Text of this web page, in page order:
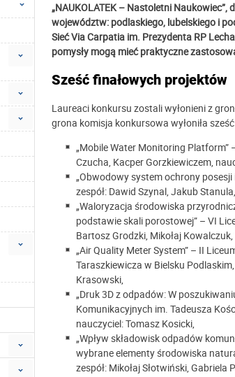
„NAUKOLATEK – Nastoletni
województw: podlaskiego, lubelskiego i
Sieć Via Carpatia im. Prezydenta RP
pomysły mogą mieć praktyczne
Sześć finałowych projektów
Laureaci konkursu zostali wyłonieni z
grona komisja konkursowa wyłoniła
„Mobile Water Monitoring Platform”
Czucha, Kacper Gorzkiewiczem,
„Obwodowy system ochrony posesji
zespół: Dawid Szynal, Jakub
„Waloryzacja środowiska
podstawie skali porostowej” – VI
Bartosz Grodzki, Mikołaj
„Air Quality Meter System” – II
Taraszkiewicza w Bielsku
Krasowski,
„Druk 3D z odpadów: W
Komunikacyjnych im. Tadeusza
nauczyciel: Tomasz Kosicki,
„Wpływ składowisk odpadów
wybrane elementy środowiska
zespół: Mikołaj Słotwiński,